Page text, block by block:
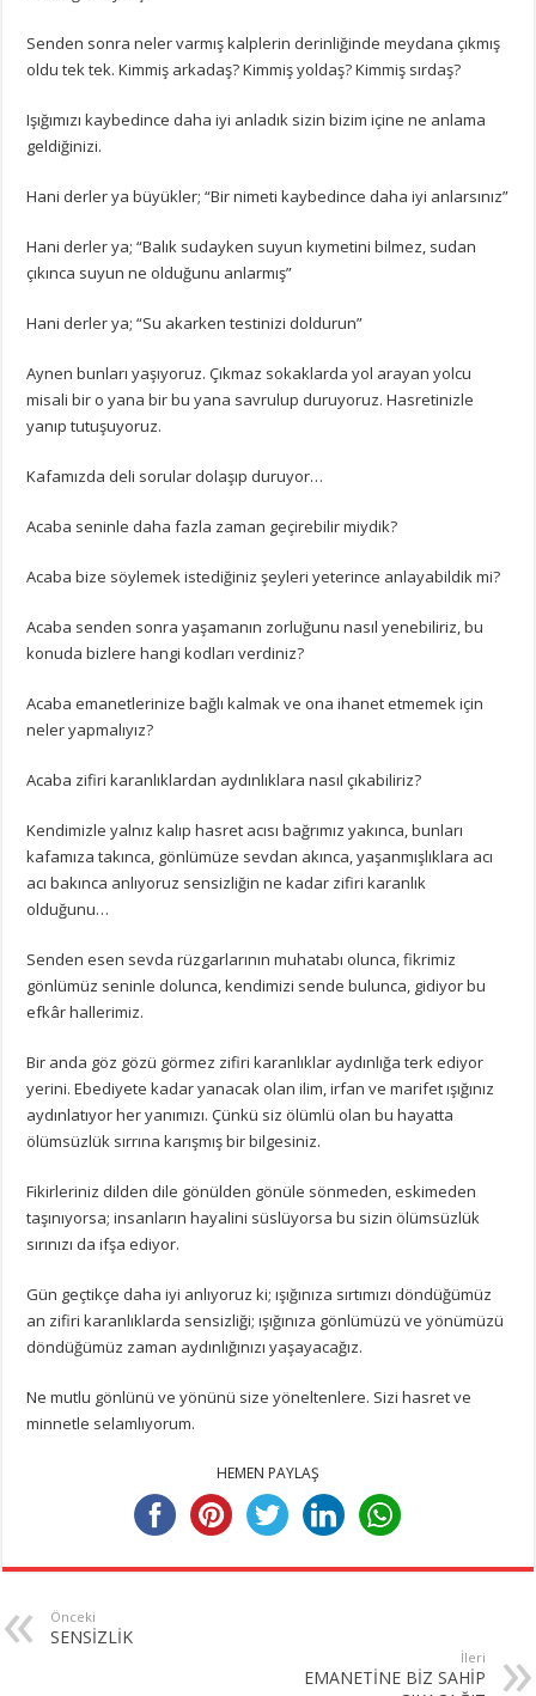
Senden sonra neler varmış kalplerin derinliğinde meydana çıkmış
oldu tek tek. Kimmiş arkadaş? Kimmiş yoldaş? Kimmiş sırdaş?
Işığımızı kaybedince daha iyi anladık sizin bizim içine ne anlama
geldiğinizi.
Hani derler ya büyükler; “Bir nimeti kaybedince daha iyi anlarsınız”
Hani derler ya; “Balık sudayken suyun kıymetini bilmez, sudan
çıkınca suyun ne olduğunu anlarmış”
Hani derler ya; “Su akarken testinizi doldurun”
Aynen bunları yaşıyoruz. Çıkmaz sokaklarda yol arayan yolcu
misali bir o yana bir bu yana savrulup duruyoruz. Hasretinizle
yanıp tutuşuyoruz.
Kafamızda deli sorular dolaşıp duruyor…
Acaba seninle daha fazla zaman geçirebilir miydik?
Acaba bize söylemek istediğiniz şeyleri yeterince anlayabildik mi?
Acaba senden sonra yaşamanın zorluğunu nasıl yenebiliriz, bu
konuda bizlere hangi kodları verdiniz?
Acaba emanetlerinize bağlı kalmak ve ona ihanet etmemek için
neler yapmalıyız?
Acaba zifiri karanlıklardan aydınlıklara nasıl çıkabiliriz?
Kendimizle yalnız kalıp hasret acısı bağrımız yakınca, bunları
kafamıza takınca, gönlümüze sevdan akınca, yaşanmışlıklara acı
acı bakınca anlıyoruz sensizliğin ne kadar zifiri karanlık
olduğunu…
Senden esen sevda rüzgarlarının muhatabı olunca, fikrimiz
gönlümüz seninle dolunca, kendimizi sende bulunca, gidiyor bu
efkâr hallerimiz.
Bir anda göz gözü görmez zifiri karanlıklar aydınlığa terk ediyor
yerini. Ebediyete kadar yanacak olan ilim, irfan ve marifet ışığınız
aydınlatıyor her yanımızı. Çünkü siz ölümlü olan bu hayatta
ölümsüzlük sırrına karışmış bir bilgesiniz.
Fikirleriniz dilden dile gönülden gönüle sönmeden, eskimeden
taşınıyorsa; insanların hayalini süslüyorsa bu sizin ölümsüzlük
sırınızı da ifşa ediyor.
Gün geçtikçe daha iyi anlıyoruz ki; ışığınıza sırtımızı döndüğümüz
an zifiri karanlıklarda sensizliği; ışığınıza gönlümüzü ve yönümüzü
döndüğümüz zaman aydınlığınızı yaşayacağız.
Ne mutlu gönlünü ve yönünü size yöneltenlere. Sizi hasret ve
minnetle selamlıyorum.
HEMEN PAYLAŞ
Önceki
SENSİZLİK
İleri
EMANETİNE BİZ SAHİP